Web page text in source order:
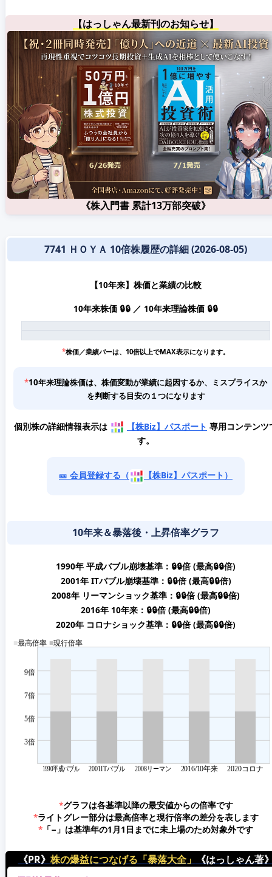
【はっしゃん最新刊のお知らせ】
《株入門書 累計13万部突破》
7741 ＨＯＹＡ 10倍株履歴の詳細 (2026-08-05)
【10年来】株価と業績の比較
10年来株価 🔒🔒 ／ 10年来理論株価 🔒🔒
*株価／業績バーは、10倍以上でMAX表示になります。
*10年来理論株価は、株価変動が業績に起因するか、ミスプライスか
を判断する目安の１つになります
個別株の詳細情報表示は 【株Biz】パスポート 専用コンテンツ
す。
🎫 会員登録する（ 【株Biz】パスポート）
10年来＆暴落後・上昇倍率グラフ
1990年 平成バブル崩壊基準：🔒🔒倍 (最高🔒🔒倍)
2001年 ITバブル崩壊基準：🔒🔒倍 (最高🔒🔒倍)
2008年 リーマンショック基準：🔒🔒倍 (最高🔒🔒倍)
2016年 10年来：🔒🔒倍 (最高🔒🔒倍)
2020年 コロナショック基準：🔒🔒倍 (最高🔒🔒倍)
*グラフは各基準以降の最安値からの倍率です
*ライトグレー部分は最高倍率と現行倍率の差分を表します
* 「−」は基準年の1月1日までに未上場のため対象外です
《PR》 株の爆益につなげる「暴落大全」 《はっしゃん著